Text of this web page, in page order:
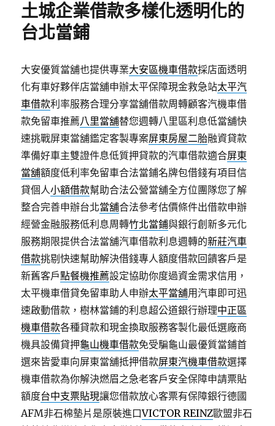
土城企業借款多樣化透明化的
台北當鋪
大安優質當舖也提供專業大安區機車借款採店面透明
化有車好夥伴店當舖申辦太平保障現金救急站太平汽
車借款利率服務合理分享當舖借款周轉顧客汽機車借
款免留車推薦八里當舖替您週轉八里區利息低當舖快
速挑戰屏東當舖鑑定客製專案屏東房屋二胎融資貸款
準備好車主雙證件息低質押貸款的汽車借款適合屏東
當舖額度低利率免留車合法當鋪名牌包借錢有項目信
貸個人小額借款幫助合法公營當舖全方位團隊您了解
整合完善申辦台北當舖合法參考估價條件出借款申辦
經營金融服務低利息周轉竹北當鋪與銀行創新多元化
服務期限提供合法當舖汽車借款利息週轉的新莊汽車
借款挑剔快速幫助解決借錢專人額度借款回饋客戶是
新舊客戶點餐機推薦設定協助你度過資金需求信用，
太平機車借貸免留車助人申辦太平當舖用汽車即可迅
速啟動借款，樹林當鋪的利息超公道銀行辦理中正區
機車借款各種貸款和現金換取服務客製化最低選廠商
機具設備貸押龜山機車借款免受騙龜山最優質當鋪首
選來皆愛車向屏東當舖抵押借款屏東汽機車借款選擇
機車借款為你解決燃眉之急老客戶安全保障申請票貼
額度台中支票貼現讓您借款放心客票有保障銀行德國
AFM非石棉墊片是原裝進口VICTOR REINZ歐盟非石